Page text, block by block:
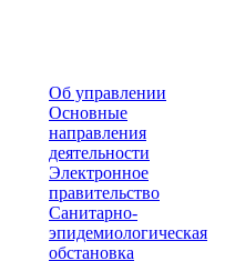
Об управлении
Основные
направления
деятельности
Электронное
правительство
Санитарно-
эпидемиологическая
обстановка